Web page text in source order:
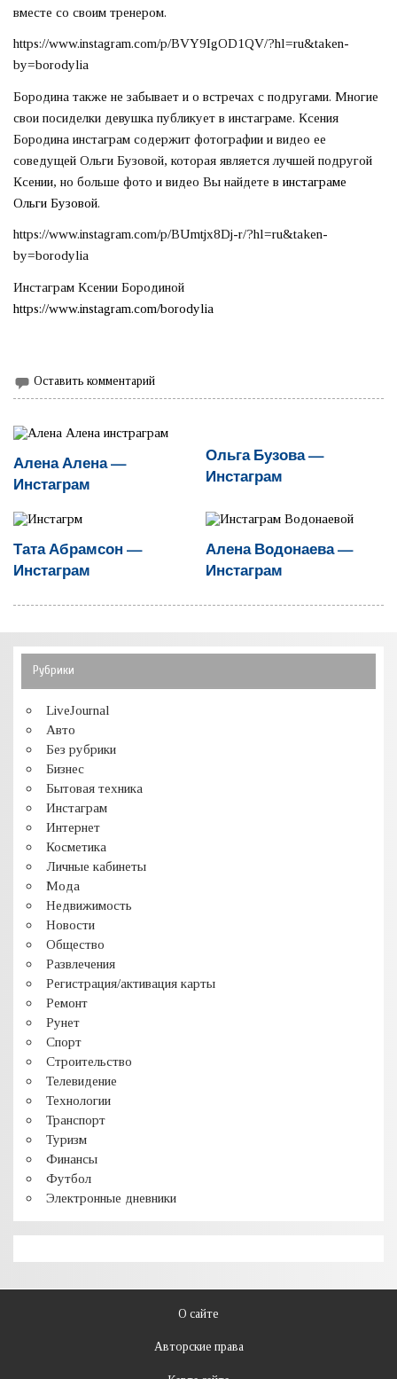
вместе со своим тренером.
https://www.instagram.com/p/BVY9IgOD1QV/?hl=ru&taken-
by=borodylia
Бородина также не забывает и о встречах с подругами. Многие
свои посиделки девушка публикует в инстаграме. Ксения
Бородина инстаграм содержит фотографии и видео ее
соведущей Ольги Бузовой, которая является лучшей подругой
Ксении, но больше фото и видео Вы найдете винстаграме
Ольги Бузовой.
https://www.instagram.com/p/BUmtjx8Dj-r/?hl=ru&taken-
by=borodylia
Инстаграм Ксении Бородиной
https://www.instagram.com/borodylia
Оставить комментарий
Алена Алена —
Инстаграм
Ольга Бузова —
Инстаграм
Тата Абрамсон —
Инстаграм
Алена Водонаева —
Инстаграм
Рубрики
LiveJournal
Авто
Без рубрики
Бизнес
Бытовая техника
Инстаграм
Интернет
Косметика
Личные кабинеты
Мода
Недвижимость
Новости
Общество
Развлечения
Регистрация/активация карты
Ремонт
Рунет
Спорт
Строительство
Телевидение
Технологии
Транспорт
Туризм
Финансы
Футбол
Электронные дневники
О сайте
Авторские права